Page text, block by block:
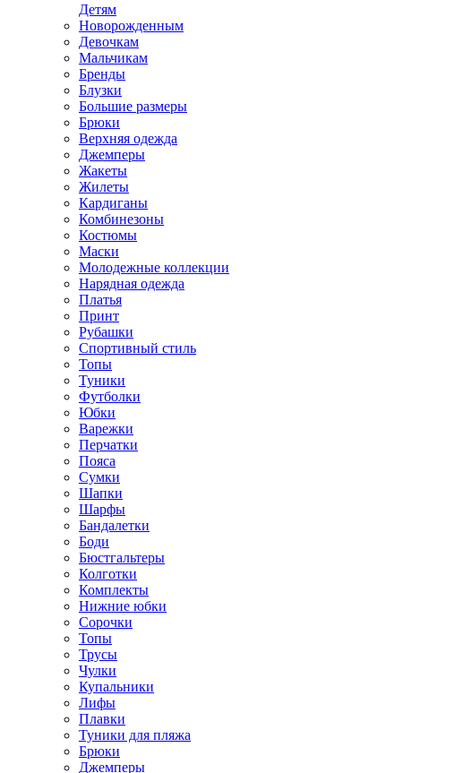
Детям
Новорожденным
Девочкам
Мальчикам
Бренды
Блузки
Большие размеры
Брюки
Верхняя одежда
Джемперы
Жакеты
Жилеты
Кардиганы
Комбинезоны
Костюмы
Маски
Молодежные коллекции
Нарядная одежда
Платья
Принт
Рубашки
Спортивный стиль
Топы
Туники
Футболки
Юбки
Варежки
Перчатки
Пояса
Сумки
Шапки
Шарфы
Бандалетки
Боди
Бюстгальтеры
Колготки
Комплекты
Нижние юбки
Сорочки
Топы
Трусы
Чулки
Купальники
Лифы
Плавки
Туники для пляжа
Брюки
Джемперы